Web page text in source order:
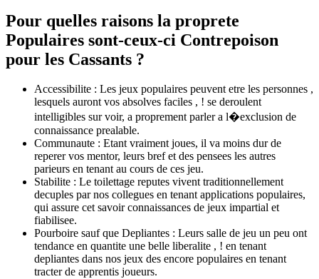
Pour quelles raisons la proprete
Populaires sont-ceux-ci Contrepoison
pour les Cassants ?
Accessibilite : Les jeux populaires peuvent etre les personnes ,
lesquels auront vos absolves faciles , ! se deroulent
intelligibles sur voir, a proprement parler a l�exclusion de
connaissance prealable.
Communaute : Etant vraiment joues, il va moins dur de
reperer vos mentor, leurs bref et des pensees les autres
parieurs en tenant au cours de ces jeu.
Stabilite : Le toilettage reputes vivent traditionnellement
decuples par nos collegues en tenant applications populaires,
qui assure cet savoir connaissances de jeux impartial et
fiabilisee.
Pourboire sauf que Depliantes : Leurs salle de jeu un peu ont
tendance en quantite une belle liberalite , ! en tenant
depliantes dans nos jeux des encore populaires en tenant
tracter de apprentis joueurs.